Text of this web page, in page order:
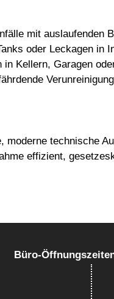
mit auslaufenden
oder Leckagen in
in Kellern, Garagen
moderne technische
effizient,